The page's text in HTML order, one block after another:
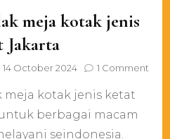
meja kotak jenis
Jakarta
14 October 2024 1 Comment
meja kotak jenis ketat
berbagai macam
seindonesia.